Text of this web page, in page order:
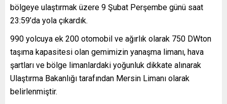
bölgeye ulaştırmak üzere 9 Şubat Perşembe günü saat
23:59’da yola çıkardık.
990 yolcuya ek 200 otomobil ve ağırlık olarak 750 DWton
taşıma kapasitesi olan gemimizin yanaşma limanı, hava
şartları ve bölge limanlardaki yoğunluk dikkate alınarak
Ulaştırma Bakanlığı tarafından Mersin Limanı olarak
belirlenmiştir.